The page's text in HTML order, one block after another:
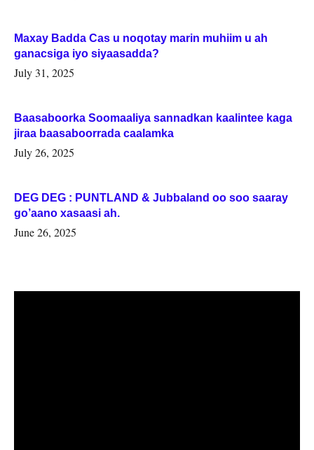
Maxay Badda Cas u noqotay marin muhiim u ah
ganacsiga iyo siyaasadda?
July 31, 2025
Baasaboorka Soomaaliya sannadkan kaalintee kaga
jiraa baasaboorrada caalamka
July 26, 2025
DEG DEG : PUNTLAND & Jubbaland oo soo saaray
go’aano xasaasi ah.
June 26, 2025